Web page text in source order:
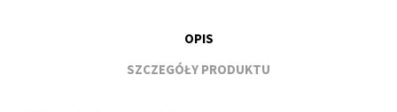
OPIS
SZCZEGÓŁY PRODUKTU